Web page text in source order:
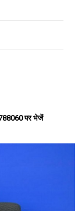
पर भेजें